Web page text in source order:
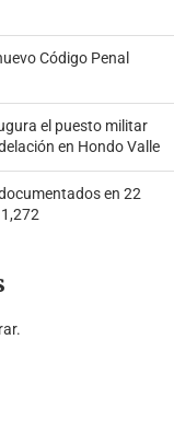
Código Penal
el puesto militar
en Hondo Valle
en 22